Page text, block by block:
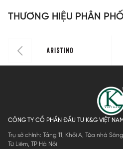
THƯƠNG HIỆU PHÂN
CÔNG TY CỔ PHẦN ĐẦU TƯ K&G VIỆT NAM
Trụ sở chính: Tầng 11, Khối A, Tòa nhà
Từ Liêm, TP Hà Nội